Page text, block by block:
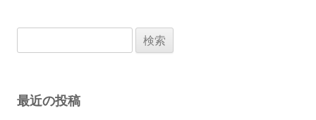
ョ
索:
最近の投稿